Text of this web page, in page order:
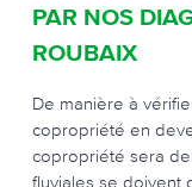
PAR NOS
ROUBAIX
De manière à
copropriété en
copropriété sera
fluviales se doivent